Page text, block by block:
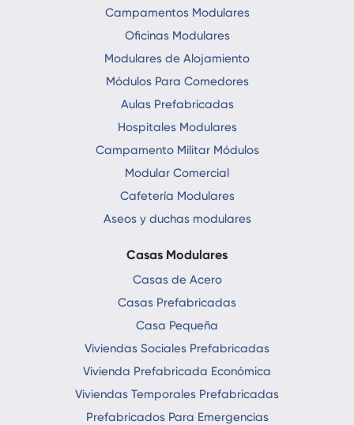
Campamentos Modulares
Oficinas Modulares
Modulares de Alojamiento
Módulos Para Comedores
Aulas Prefabricadas
Hospitales Modulares
Campamento Militar Módulos
Modular Comercial
Cafetería Modulares
Aseos y duchas modulares
Casas Modulares
Casas de Acero
Casas Prefabricadas
Casa Pequeña
Viviendas Sociales Prefabricadas
Vivienda Prefabricada Económica
Viviendas Temporales Prefabricadas
Prefabricados Para Emergencias